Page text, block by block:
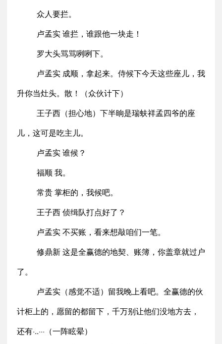
众人要拦。
卢孟实 谁拦，谁跟他一块走！
罗大头骂骂咧咧下。
卢孟实 成顺，拿起来。侍候下今天这些座儿，我
升你当灶头。散！（众伙计下）
王子西（担心地）下半晌是瑞蚨祥孟四爷的座
儿，这可是吃主儿。
卢孟实 谁候？
福顺 我。
常贵 掌柜的，我候吧。
王子西 侦缉队打点好了？
卢孟实 不买账，看来想敲咱们一笔。
修鼎新 这是全赢德的地契、账簿，你盖章就过户
了。
卢孟实（感觉不适）留我晚上看吧。全赢德的伙
计柜上的，愿留的都留下，千万别让他们没地方去，
还有·..···（一阵眩晕）